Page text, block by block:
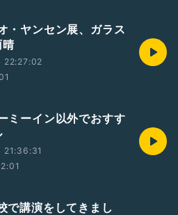
・ヤンセン展、ガラス
晴
ミーイン以外でおすす
で講演をしてきまし